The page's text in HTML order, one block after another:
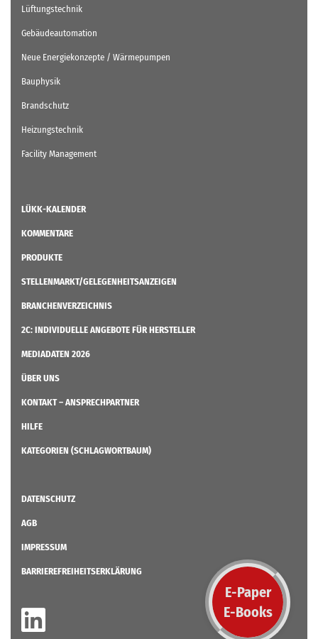
Lüftungstechnik
Gebäudeautomation
Neue Energiekonzepte / Wärmepumpen
Bauphysik
Brandschutz
Heizungstechnik
Facility Management
LÜKK-KALENDER
KOMMENTARE
PRODUKTE
STELLENMARKT/GELEGENHEITSANZEIGEN
BRANCHENVERZEICHNIS
2C: INDIVIDUELLE ANGEBOTE FÜR HERSTELLER
MEDIADATEN 2026
ÜBER UNS
KONTAKT – ANSPRECHPARTNER
HILFE
KATEGORIEN (SCHLAGWORTBAUM)
DATENSCHUTZ
AGB
IMPRESSUM
BARRIEREFREIHEITSERKLÄRUNG
E-Paper
E-Books